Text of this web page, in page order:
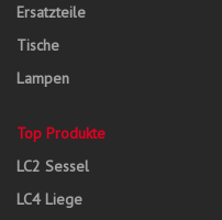
Ersatzteile
Tische
Lampen
Top Produkte
LC2 Sessel
LC4 Liege